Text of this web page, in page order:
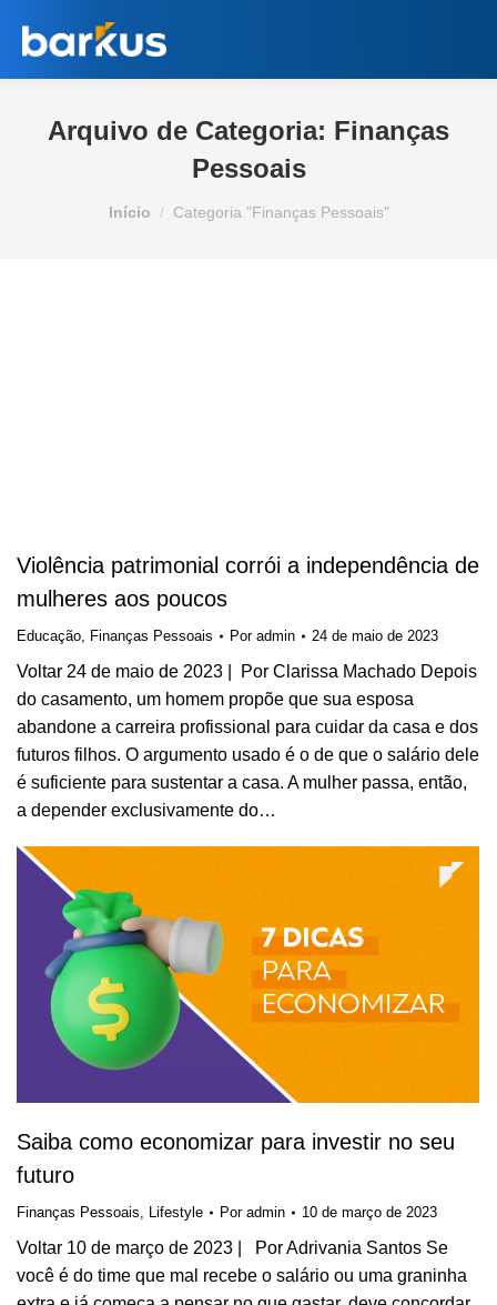
Arquivo de Categoria: Finanças
Pessoais
Você está aqui:
Início Categoria "Finanças Pessoais"
Violência patrimonial corrói a independência de
mulheres aos poucos
Educação, Finanças Pessoais Por admin 24 de maio de 2023
Voltar 24 de maio de 2023 | Por Clarissa Machado Depois
do casamento, um homem propõe que sua esposa
abandone a carreira profissional para cuidar da casa e dos
futuros filhos. O argumento usado é o de que o salário dele
é suficiente para sustentar a casa. A mulher passa, então,
a depender exclusivamente do…
Saiba como economizar para investir no seu
futuro
Finanças Pessoais, Lifestyle Por admin 10 de março de 2023
Voltar 10 de março de 2023 | Por Adrivania Santos Se
você é do time que mal recebe o salário ou uma graninha